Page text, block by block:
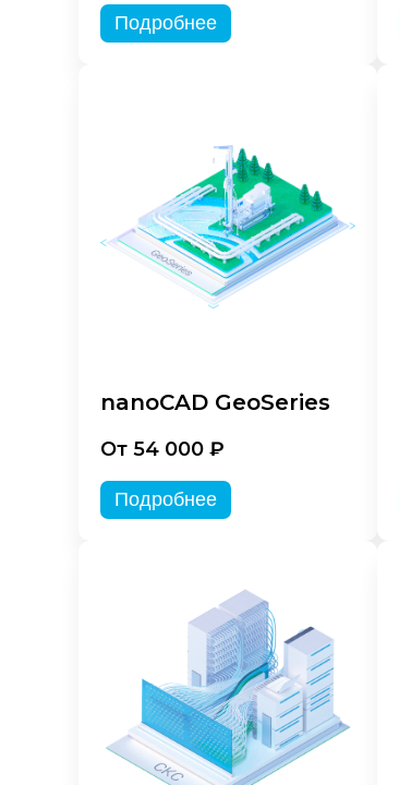
Подробнее
nanoCAD GeoSeries
От 54 000 ₽
Подробнее